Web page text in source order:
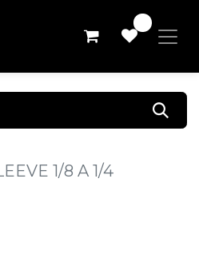
1/8 A 1/4